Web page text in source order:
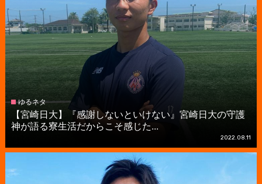
ゆるネタ
【宮崎日大】『感謝しないといけない』宮崎日大の守護
神が語る寮生活だからこそ感じた...
2022.08.11